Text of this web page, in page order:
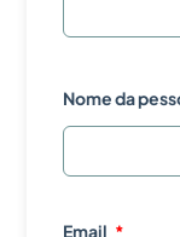
Nome da
Email